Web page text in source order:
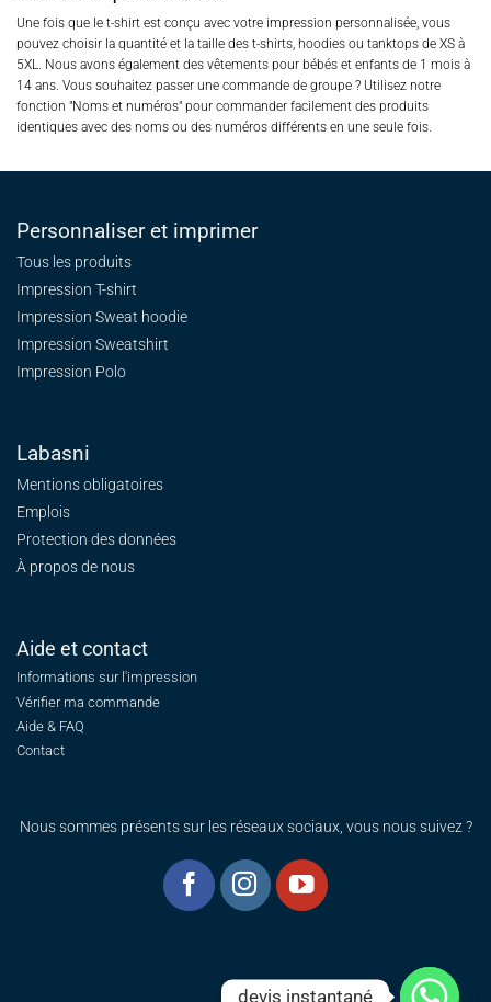
Une fois que le t-shirt est conçu avec votre impression personnalisée, vous
pouvez choisir la quantité et la taille des t-shirts, hoodies ou tanktops de XS à
5XL. Nous avons également des vêtements pour bébés et enfants de 1 mois à
14 ans. Vous souhaitez passer une commande de groupe ? Utilisez notre
fonction "Noms et numéros" pour commander facilement des produits
identiques avec des noms ou des numéros différents en une seule fois.
Personnaliser et imprimer
Tous les produits
Impression T-shirt
Impression Sweat hoodie
Impression Sweatshirt
Impression Polo
Labasni
Mentions obligatoires
Emplois
Protection des données
À propos de nous
Aide et contact
Informations sur l'impression
Vérifier ma commande
Aide & FAQ
Contact
Nous sommes présents sur les réseaux sociaux, vous nous suivez ?
devis instantané